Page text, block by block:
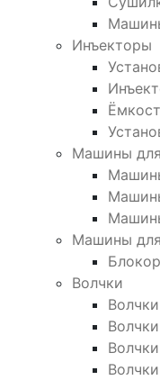
Инъекторы
Машины
Машины
Волчки